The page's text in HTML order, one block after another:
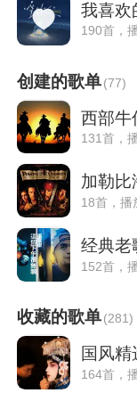
我喜欢
190首，
创建的歌单(77)
西部牛
131首，
18首，播
经典老
152首，
收藏的歌单(281)
国风
164首，